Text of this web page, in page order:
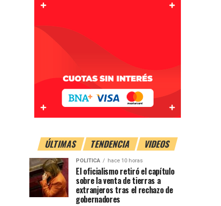
ÚLTIMAS TENDENCIA VIDEOS
POLITICA hace 10 horas
El oficialismo retiró el capítulo
sobre la venta de tierras a
extranjeros tras el rechazo de
gobernadores